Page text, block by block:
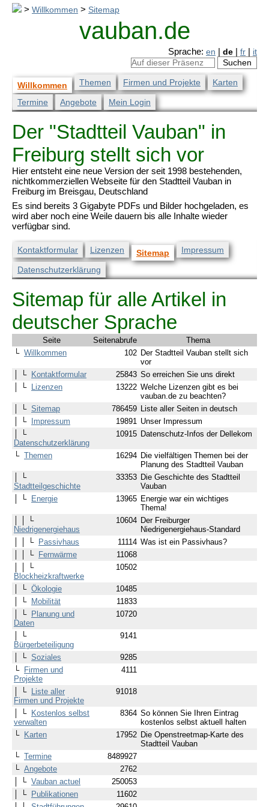
> Willkommen > Sitemap
vauban.de
Sprache: en de fr it
Willkommen Themen Firmen und Projekte Karten
Termine Angebote Mein Login
Der "Stadtteil Vauban" in
Freiburg stellt sich vor
Hier entsteht eine neue Version der seit 1998 bestehenden,
nichtkommerziellen Webseite für den Stadtteil Vauban in
Freiburg im Breisgau, Deutschland
Es sind bereits 3 Gigabyte PDFs und Bilder hochgeladen, es
wird aber noch eine Weile dauern bis alle Inhalte wieder
verfügbar sind.
Kontaktformular Lizenzen Sitemap Impressum
Datenschutzerklärung
Sitemap für alle Artikel in
deutscher Sprache
Seite Seitenabrufe
Thema
└ Willkommen 102 Der Stadtteil Vauban stellt sich
vor
│ └ Kontaktformular 25843 So erreichen Sie uns direkt
│ └
Lizenzen 13222 Welche Lizenzen gibt es bei
vauban.de zu beachten?
│ └ Sitemap 786459
Liste aller Seiten in deutsch
│ └
Impressum 19891
Unser Impressum
│ └
Datenschutzerklärung
10915 Datenschutz-Infos der Dellekom
└ Themen 16294 Die vielfältigen Themen bei der
Planung des Stadtteil Vauban
│ └
Stadtteilgeschichte
33353 Die Geschichte des Stadtteil
Vauban
│ └ Energie 13965 Energie war ein wichtiges
Thema!
│ │ └
Niedrigenergiehaus
10604 Der Freiburger
Niedrigenergiehaus-Standard
│ │ └ Passivhaus 11114 Was ist ein Passivhaus?
│ │ └ Fernwärme
11068
│ │ └
Blockheizkraftwerke
10502
│ └ Ökologie
10485
│ └ Mobilität
11833
│ └ Planung und
Daten
10720
│ └
Bürgerbeteiligung
9141
│ └ Soziales
9285
└ Firmen und
Projekte
4111
│ └
Liste aller
Firmen und Projekte
91018
│ └ Kostenlos selbst
verwalten
8364 So können Sie Ihren Eintrag
kostenlos selbst aktuell halten
└ Karten 17952 Die Openstreetmap-Karte des
Stadtteil Vauban
└ Termine
8489927
└ Angebote
2762
│ └ Vauban actuel
250053
│ └ Publikationen
11602